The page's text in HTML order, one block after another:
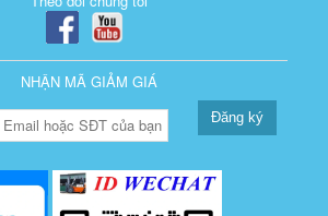
NHẬN MÃ GIẢM GIÁ
Đăng ký